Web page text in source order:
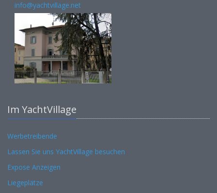
info@yachtvillage.net
Im YachtVillage
Werbetreibende
Lassen Sie uns YachtVillage besuchen
Expose Anzeigen
Liegeplätze